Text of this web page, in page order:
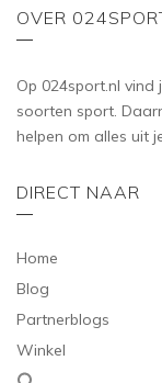
OVER
Op 024sport.nl vind
soorten sport.
helpen om alles uit
DIRECT NAAR
Home
Blog
Partnerblogs
Winkel